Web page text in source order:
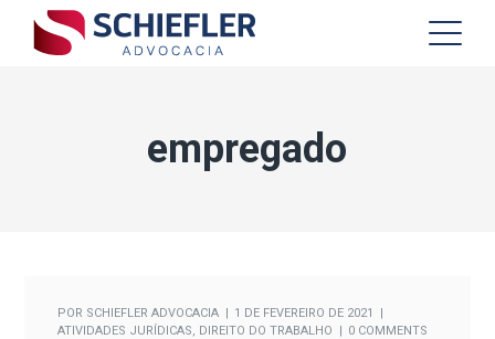
empregado
POR SCHIEFLER ADVOCACIA
1 DE FEVEREIRO DE 2021
ATIVIDADES JURÍDICAS, DIREITO DO TRABALHO 0 COMMENTS